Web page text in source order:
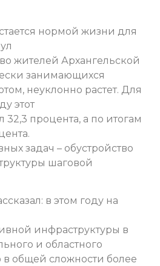
нормой жизни для
жителей Архангельской
занимающихся
неуклонно растет. Для
этот
32,3 процента, а по итогам
задач – обустройство
шаговой
в этом году на
инфраструктуры в
и областного
общей сложности более